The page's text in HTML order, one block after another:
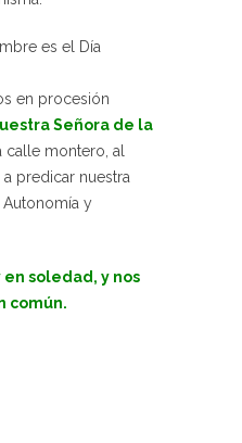
es el Día
en procesión
Señora de la
calle montero, al
predicar nuestra
Autonomía y
soledad, y nos
común.